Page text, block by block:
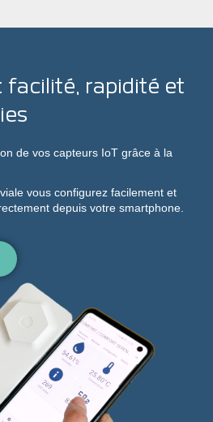
facilité, rapidité et
de vos capteurs IoT grâce à la
vous configurez facilement et
depuis votre smartphone.